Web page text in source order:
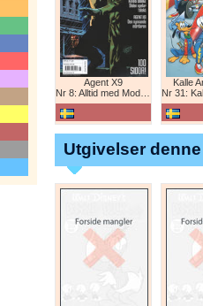
Agent X9
Nr 8: Alltid med Modesty Blaise
Kalle
Nr 31:
Utgivelser